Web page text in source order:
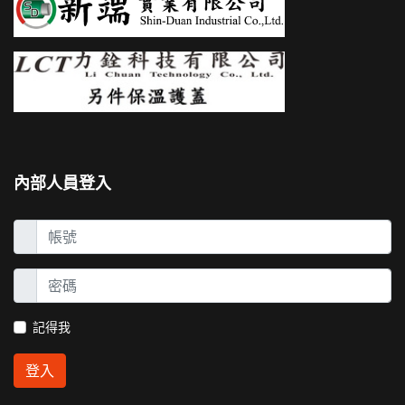
內部人員登入
記得我
登入